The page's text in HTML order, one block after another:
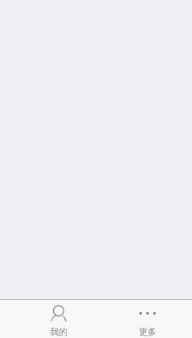
我的 更多